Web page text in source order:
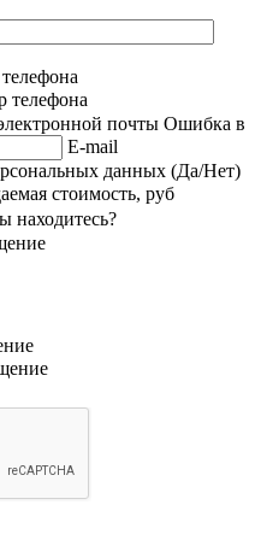
телефона
почты Ошибка в
E-mail
данных (Да/Нет)
стоимость, руб
находитесь?